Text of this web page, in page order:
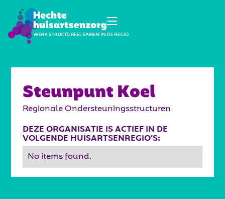
Steunpunt Koel
Regionale Ondersteuningsstructuren
DEZE ORGANISATIE IS ACTIEF IN DE
VOLGENDE HUISARTSENREGIO’S:
No items found.